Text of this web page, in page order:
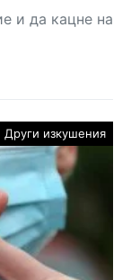
и да кацне на
Други изкушения